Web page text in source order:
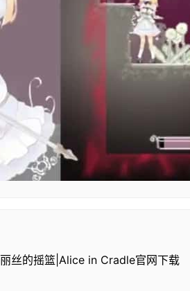
丝的摇篮|Alice in Cradle官网下载